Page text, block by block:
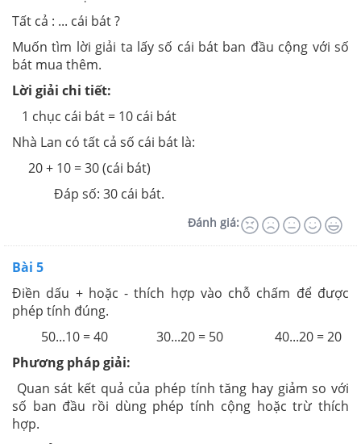
Tất cả : ... cái bát ?
Muốn tìm lời giải ta lấy số cái bát ban đầu cộng với số
bát mua thêm.
Lời giải chi tiết:
1 chục cái bát = 10 cái bát
Nhà Lan có tất cả số cái bát là:
20 + 10 = 30 (cái bát)
Đáp số: 30 cái bát.
Đánh giá:
Bài 5
Điền dấu + hoặc - thích hợp vào chỗ chấm để được
phép tính đúng.
50...10 = 40 30...20 = 50 40...20 = 20
Phương pháp giải:
Quan sát kết quả của phép tính tăng hay giảm so với
số ban đầu rồi dùng phép tính cộng hoặc trừ thích
hợp.